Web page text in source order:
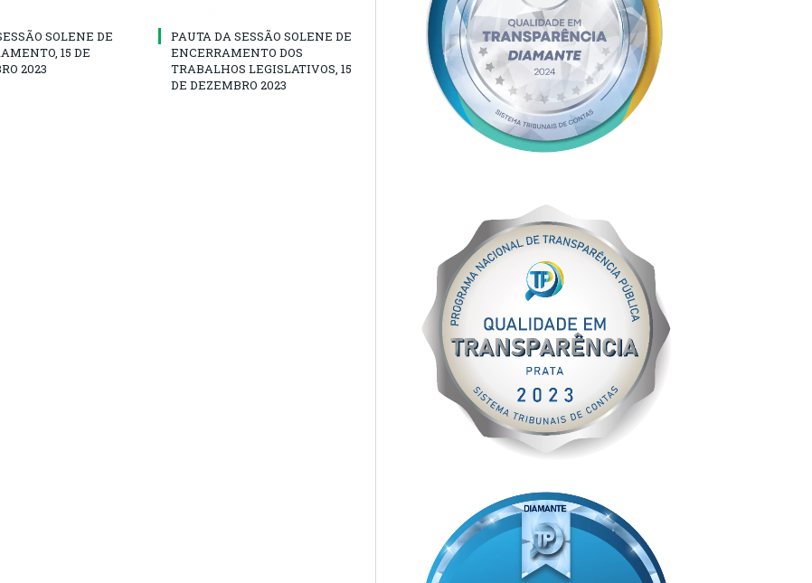
SOLENE DE
15 DE
2023
PAUTA DA SESSÃO SOLENE DE
ENCERRAMENTO DOS
TRABALHOS LEGISLATIVOS, 15
DE DEZEMBRO 2023